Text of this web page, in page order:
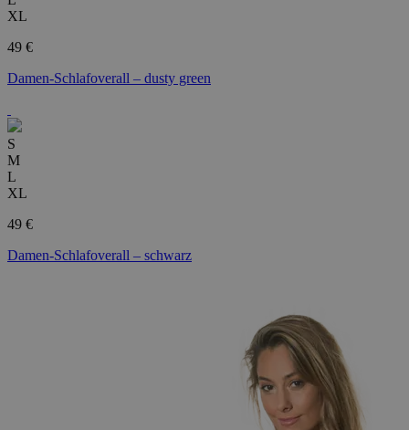
XL
49 €
Damen-Schlafoverall – dusty green
S
M
L
XL
49 €
Damen-Schlafoverall – schwarz